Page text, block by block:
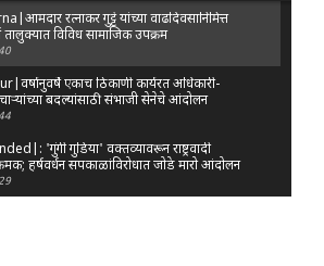
रत्नाकर गुट्टे यांच्या वाढदिवसानिमित्त
तालुक्यात विविध सामाजिक उपक्रम
एकाच ठिकाणी कार्यरत अधिकारी-
बदल्यांसाठी संभाजी सेनेचे आंदोलन
'गुंगी गुडिया' वक्तव्यावरून राष्ट्रवादी
हर्षवर्धन सपकाळांविरोधात जोडे मारो आंदोलन